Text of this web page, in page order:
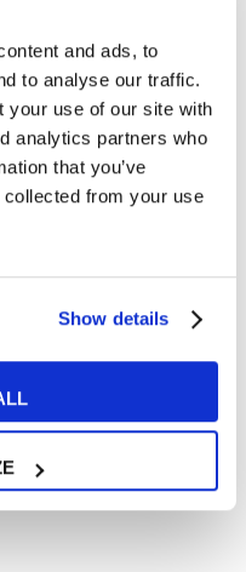
and ads, to
to analyse our traffic.
your use of our site with
analytics partners who
that you’ve
collected from your use
Show details
inglese
del lavoro
inglese
dichiaro di acconsentire
commerciali e promozionali
solo corsi online